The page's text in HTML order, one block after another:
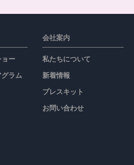
ー
ラム
会社案内
私たちについて
新着情報
プレスキット
お問い合わせ